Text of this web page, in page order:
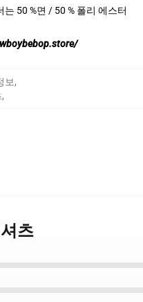
50 %면 / 50 % 폴리 에스터
보,
,
츠